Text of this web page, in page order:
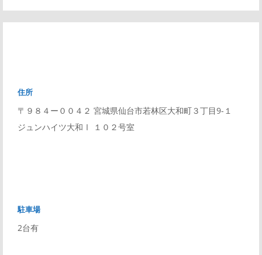
住所
〒９８４ー００４２ 宮城県仙台市若林区大和町３丁目9-１
ジュンハイツ大和Ⅰ １０２号室
駐車場
2台有